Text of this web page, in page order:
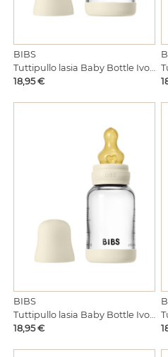
BIBS
Tuttipullo lasia Baby Bottle Ivory silicone 120ml
Hinta
18,95 €
BIBS
Tuttipullo lasia Baby Bottle Ivory 120ml
Hinta
18,95 €